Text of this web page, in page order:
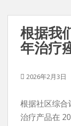
根据我
年治疗
2026年2月3日
根据社区综合
治疗产品在